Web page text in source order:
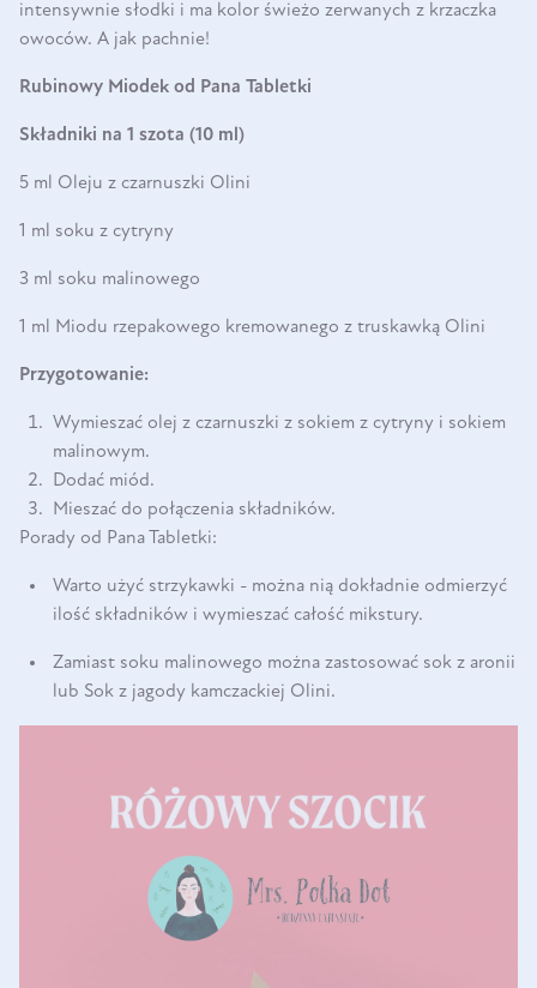
intensywnie słodki i ma kolor świeżo zerwanych z krzaczka
owoców. A jak pachnie!
Rubinowy Miodek od Pana Tabletki
Składniki na 1 szota (10 ml)
5 ml Oleju z czarnuszki Olini
1 ml soku z cytryny
3 ml soku malinowego
1 ml Miodu rzepakowego kremowanego z truskawką Olini
Przygotowanie:
Wymieszać olej z czarnuszki z sokiem z cytryny i sokiem
malinowym.
Dodać miód.
Mieszać do połączenia składników.
Porady od Pana Tabletki:
Warto użyć strzykawki - można nią dokładnie odmierzyć
ilość składników i wymieszać całość mikstury.
Zamiast soku malinowego można zastosować sok z aronii
lub Sok z jagody kamczackiej Olini.